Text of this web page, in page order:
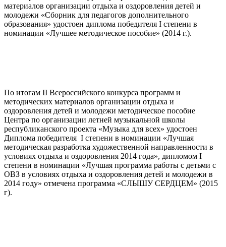
материалов организации отдыха и оздоровления детей и
молодежи «Сборник для педагогов дополнительного
образования» удостоен диплома победителя I степени в
номинации «Лучшее методическое пособие» (2014 г.).
По итогам II Всероссийского конкурса программ и
методических материалов организации отдыха и
оздоровления детей и молодежи методическое пособие
Центра по организации летней музыкальной школы
республиканского проекта «Музыка для всех» удостоен
Диплома победителя I степени в номинации «Лучшая
методическая разработка художественной направленности в
условиях отдыха и оздоровления 2014 года», дипломом I
степени в номинации «Лучшая программа работы с детьми с
ОВЗ в условиях отдыха и оздоровления детей и молодежи в
2014 году» отмечена программа «СЛЫШУ СЕРДЦЕМ» (2015
г).